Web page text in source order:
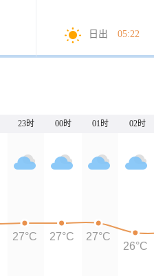
日出 05:22
23时 00时 01时 02时
27°C 27°C
27°C
26°C